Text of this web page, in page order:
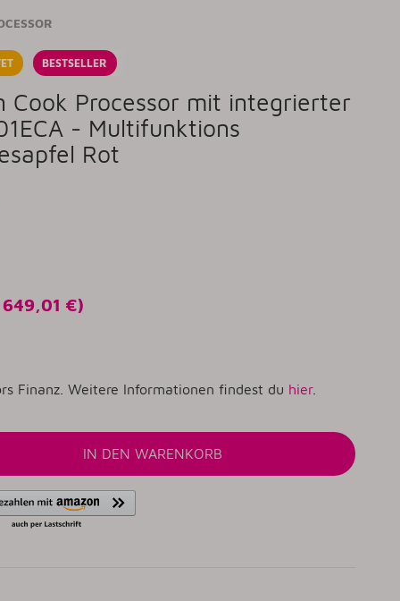
BESTSELLER
Cook Processor mit integrierter
- Multifunktions
Rot
649,01 €)
Finanz. Weitere Informationen findest du hier.
IN DEN WARENKORB